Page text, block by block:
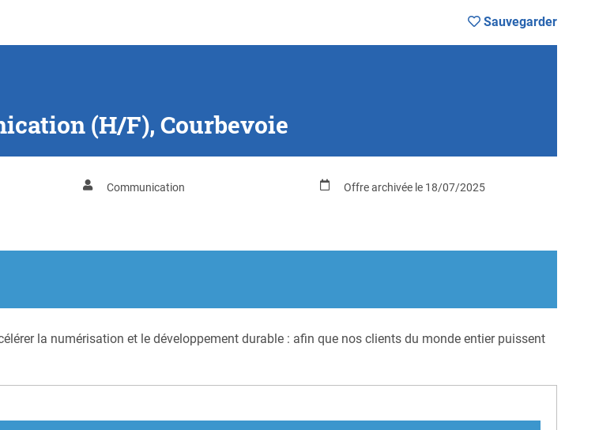
Sauvegarder
(H/F), Courbevoie
Communication Offre archivée le 18/07/2025
la numérisation et le développement durable : afin que nos clients du monde entier puissent